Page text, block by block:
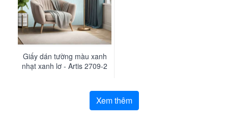
Giấy dán tường màu xanh nhạt là một lựa
chọn tuyệt vời để mang đến sự thanh bình,
tươi mát và một phong cách đầy tính thẩm mỹ
cho ngôi nhà của bạn.
Giấy dán tường màu xanh
nhạt xanh lơ - Artis 2709-2
Xem thêm